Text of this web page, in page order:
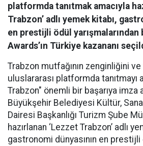
platformda tanıtmak amacıyla
Trabzon’ adlı yemek kitabı,
en prestijli ödül
Awards’ın Türkiye kazananı
Trabzon mutfağının zenginliğini
uluslararası platformda tanıtmayı
Trabzon" önemli bir başarıya imza
Büyükşehir Belediyesi Kültür,
Dairesi Başkanlığı Turizm Şube
hazırlanan ‘Lezzet Trabzon’ adlı
gastronomi dünyasının en prestijli